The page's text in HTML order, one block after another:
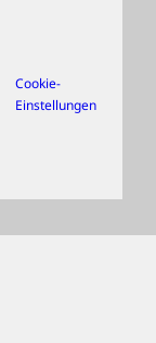
Cookie-
Einstellungen